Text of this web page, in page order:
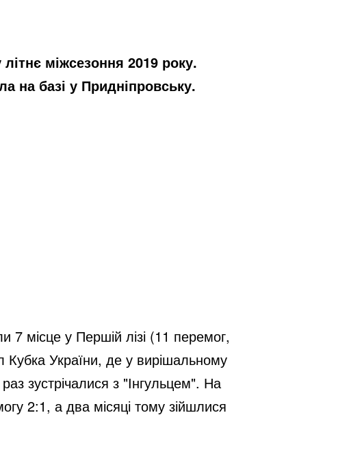
міжсезоння 2019 року.
на базі у Придніпровську.
місце у Першій лізі (11 перемог,
Кубка України, де у вирішальному
зустрічалися з "Інгульцем". На
2:1, а два місяці тому зійшлися